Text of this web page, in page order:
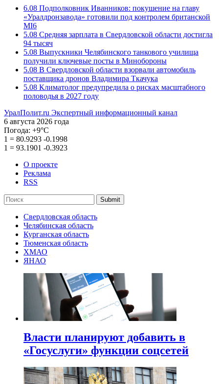
6.08 Подполковник Иванников: покушение на главу
«Уралдронзавода» готовили под контролем британской
MI6
5.08 Средняя зарплата в Свердловской области достигла
94 тысяч
5.08 Выпускники Челябинского танкового училища
получили ключевые посты в Минобороны
5.08 В Свердловской области взорвали автомобиль
поставщика дронов Владимира Ткачука
5.08 Климатолог предупредила о рисках масштабного
половодья в 2027 году
УралПолит.ru Экспертный информационный канал
6 августа 2026 года
Погода: +9°С
1 = 80.9293 -0.1998
1 = 93.1901 -0.3923
О проекте
Реклама
RSS
Submit
Свердловская область
Челябинская область
Курганская область
Тюменская область
ХМАО
ЯНАО
Власти планируют добавить в
«Госуслуги» функции соцсетей